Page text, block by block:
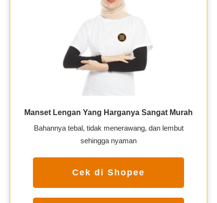
Manset Lengan Yang Harganya Sangat Murah
Bahannya tebal, tidak menerawang, dan lembut
sehingga nyaman
Cek di Shopee